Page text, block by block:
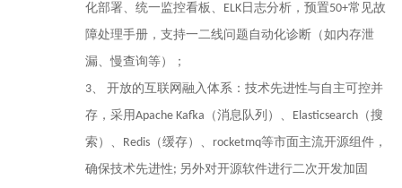
化部署、 统一监控看板、 ELK 日志分析， 预置50+常见故
障处理手册， 支持一二线问题自动化诊断（如内存泄
漏、慢查询等） ；
3、 开放的互联网融入体系：技术先进性与自主可控并
存， 采用Apache Kafka （消息队列）、 Elasticsearch （搜
索）、 Redis （缓存）、 rocketmq等市面主流开源组件，
确保技术先进性; 另外对开源软件进行二次开发加固